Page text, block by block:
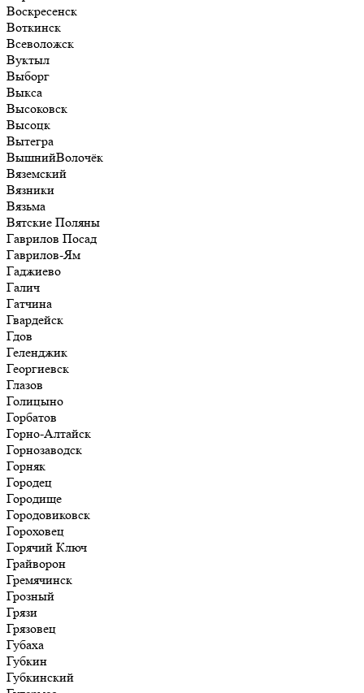
Воскресенск
Воткинск
Всеволожск
Вуктыл
Выборг
Выкса
Высоковск
Высоцк
Вытегра
ВышнийВолочёк
Вяземский
Вязники
Вязьма
Вятские Поляны
Гаврилов Посад
Гаврилов-Ям
Гаджиево
Галич
Гатчина
Гвардейск
Гдов
Геленджик
Георгиевск
Глазов
Голицыно
Горбатов
Горно-Алтайск
Горнозаводск
Горняк
Городец
Городище
Городовиковск
Гороховец
Горячий Ключ
Грайворон
Гремячинск
Грозный
Грязи
Грязовец
Губаха
Губкин
Губкинский